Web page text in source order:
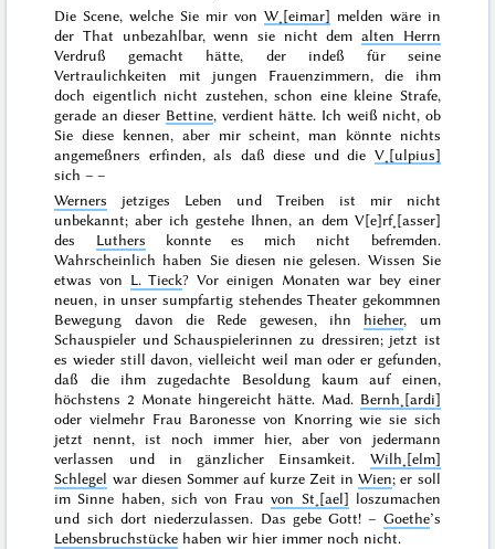
Die Scene, welche Sie mir von W˖[eimar] melden wäre in
der That unbezahlbar, wenn sie nicht demalten Herrn
Verdruß gemacht hätte, der indeß für seine
Vertraulichkeiten mit jungen Frauenzimmern, die ihm
doch eigentlich nicht zustehen, schon eine kleine Strafe,
gerade an dieser Bettine, verdient hätte. Ich weiß nicht, ob
Sie diese kennen, aber mir scheint, man könnte nichts
angemeßners erfinden, als daß diese und die V˖[ulpius]
sich – –
Werners jetziges Leben und Treiben ist mir nicht
unbekannt; aber ich gestehe Ihnen, an dem V[e]rf˖[asser]
des Luthers konnte es mich nicht befremden.
Wahrscheinlich haben Sie diesen nie gelesen. Wissen Sie
etwas von L. Tieck? Vor einigen Monaten war bey einer
neuen, in unser sumpfartig stehendes Theater gekommnen
Bewegung davon die Rede gewesen, ihn hieher, um
Schauspieler und Schauspielerinnen zu dressiren; jetzt ist
es wieder still davon, vielleicht weil man oder er gefunden,
daß die ihm zugedachte Besoldung kaum auf einen,
höchstens 2 Monate hingereicht hätte. Mad. Bernh˖[ardi]
oder vielmehr Frau Baronesse von Knorring wie sie sich
jetzt nennt, ist noch immer hier, aber von jedermann
verlassen und in gänzlicher Einsamkeit. Wilh˖[elm]
Schlegel war diesenSommer auf kurze Zeit inWien; er soll
im Sinne haben, sich von Frauvon St˖[ael] loszumachen
und sich dort niederzulassen. Das gebe Gott! – Goethe’s
Lebensbruchstücke haben wir hier immer noch nicht.